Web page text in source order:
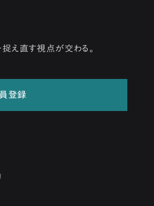
捉え直す視点が交わる。
登録